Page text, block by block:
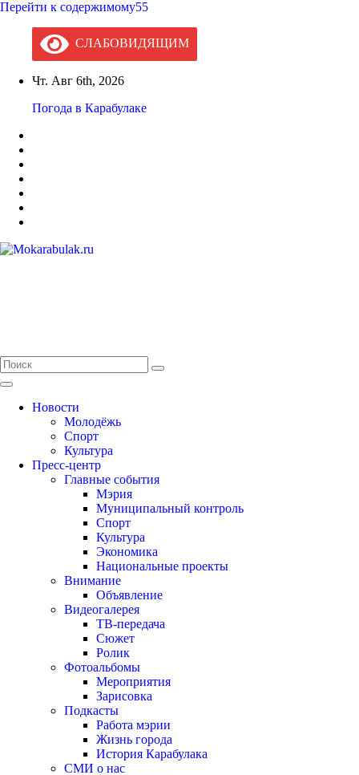
Перейти к содержимому55
СЛАБОВИДЯЩИМ
Чт. Авг 6th, 2026
Погода в Карабулаке
Новости
Молодёжь
Спорт
Культура
Пресс-центр
Главные события
Мэрия
Муниципальный контроль
Спорт
Культура
Экономика
Национальные проекты
Внимание
Объявление
Видеогалерея
ТВ-передача
Сюжет
Ролик
Фотоальбомы
Мероприятия
Зарисовка
Подкасты
Работа мэрии
Жизнь города
История Карабулака
СМИ о нас